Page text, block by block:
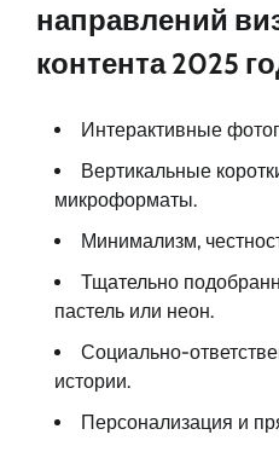
направлений
контента 2025
Интерактивные
Вертикальные
микроформаты.
Минимализм,
Тщательно
пастель или неон.
Социально-
истории.
Персонализация и